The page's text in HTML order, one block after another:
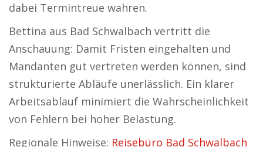
dabei Termintreue wahren.
Bettina aus Bad Schwalbach vertritt die
Anschauung: Damit Fristen eingehalten und
Mandanten gut vertreten werden können, sind
strukturierte Abläufe unerlässlich. Ein klarer
Arbeitsablauf minimiert die Wahrscheinlichkeit
von Fehlern bei hoher Belastung.
Regionale Hinweise: Reisebüro Bad Schwalbach